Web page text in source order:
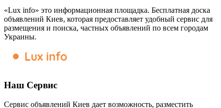
«Lux info» это информационная площадка. Бесплатная доска
объявлений Киев, которая предоставляет удобный сервис для
размещения и поиска, частных объявлений по всем городам
Украины.
Наш Сервис
Сервис объявлений Киев дает возможность, разместить